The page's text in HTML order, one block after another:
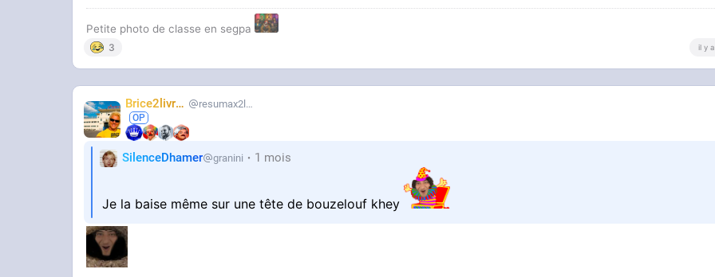
Petite photo de classe en segpa
3 il y
Brice2livres resumax2livres
SilenceDhamer granini 1 mois
Je la baise même sur une tête de bouzelouf khey